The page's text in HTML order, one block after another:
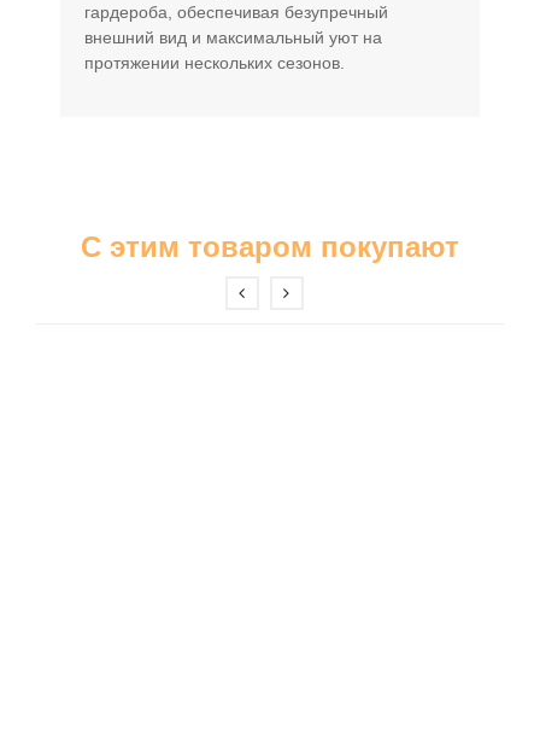
гардероба, обеспечивая безупречный
внешний вид и максимальный уют на
протяжении нескольких сезонов.
С этим товаром покупают